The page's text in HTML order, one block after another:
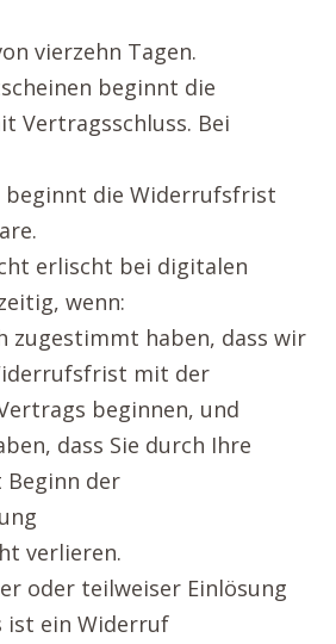
vierzehn Tagen.
beginnt die
Vertragsschluss. Bei
beginnt die Widerrufsfrist
erlischt bei digitalen
wenn:
zugestimmt haben, dass wir
mit der
beginnen, und
dass Sie durch Ihre
der
verlieren.
oder teilweiser Einlösung
ist ein Widerruf